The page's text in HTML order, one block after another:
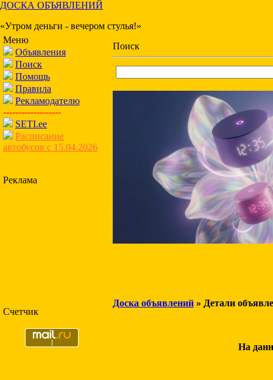
ДОСКА ОБЪЯВЛЕНИЙ
«Утром деньги - вечером стулья!»
Меню
Объявления
Поиск
Помощь
Правила
Рекламодателю
-------------------
SETI.ee
Расписание
автобусов с 15.04.2026
Реклама
Счетчик
Поиск
Доска объявлений » Детали
На